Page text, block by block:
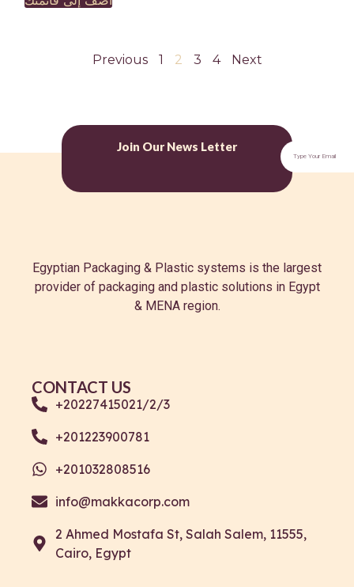
Previous 1 2 3 4 Next
Join Our News Letter
Egyptian Packaging & Plastic systems is the largest
provider of packaging and plastic solutions in Egypt
& MENA region.
CONTACT US
+20227415021/2/3
+201223900781
+201032808516
info@makkacorp.com
2 Ahmed Mostafa St, Salah Salem, 11555,
Cairo, Egypt